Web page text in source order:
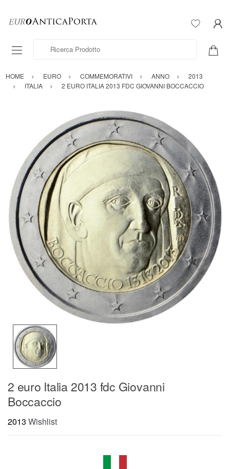
Ricerca Prodotto
HOME EURO COMMEMORATIVI ANNO
2013
ITALIA
2 EURO ITALIA 2013 FDC GIOVANNI BOCCACCIO
2 euro Italia 2013 fdc Giovanni
Boccaccio
2013 Wishlist